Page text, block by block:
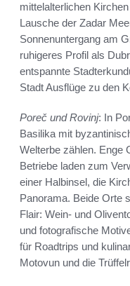
mittelalterlichen
Lausche der Zadar
Sonnenuntergang am
ruhigeres Profil als
entspannte
Stadt Ausflüge zu den
Poreč und Rovinj: In
Basilika mit
Welterbe zählen. Enge
Betriebe laden zum
einer Halbinsel, die
Panorama. Beide Orte
Flair: Wein- und
und fotografische
für Roadtrips und
Motovun und die